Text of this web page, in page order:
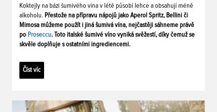
Koktejly na bázi šumivého vína v létě působí lehce a obsahují méně
alkoholu. Přestože na přípravu nápojů jako Aperol Spritz, Bellini či
Mimosa můžeme použít i jiná šumivá vína, nejčastěji sáhneme právě
po Proseccu. Toto italské šumivé víno vyniká svěžestí, díky čemuž se
skvěle doplňuje s ostatními ingrediencemi.
Číst víc